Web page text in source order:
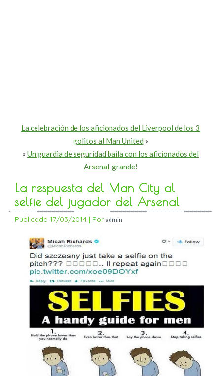
La celebración de los aficionados del Liverpool de los 3
golitos al Man United »
« Un guardia de seguridad baila con los aficionados del
Arsenal, grande!
La respuesta del Man City al
selfie del jugador del Arsenal
Publicado 17/03/2014 | Por admin